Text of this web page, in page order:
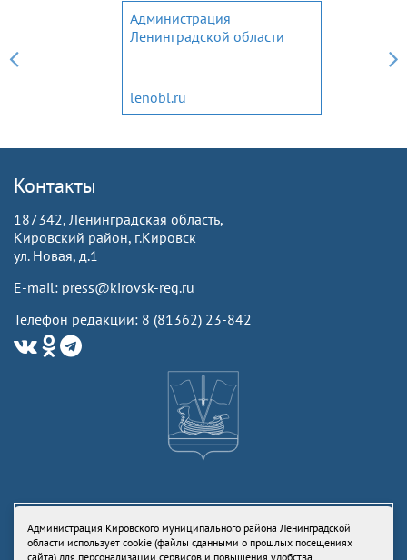
Администрация
Ленинградской области
lenobl.ru
Контакты
187342, Ленинградская область,
Кировский район, г.Кировск
ул. Новая, д.1
E-mail: press@kirovsk-reg.ru
Телефон редакции: 8 (81362) 23-842
Администрация Кировского муниципального района Ленинградской
области использует cookie (файлы сданными о прошлых посещениях
сайта) для персонализации сервисов и повышения удобства